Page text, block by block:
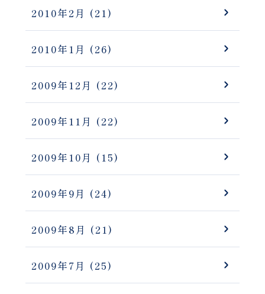
2010年2月 (21)
2010年1月 (26)
2009年12月 (22)
2009年11月 (22)
2009年10月 (15)
2009年9月 (24)
2009年8月 (21)
2009年7月 (25)